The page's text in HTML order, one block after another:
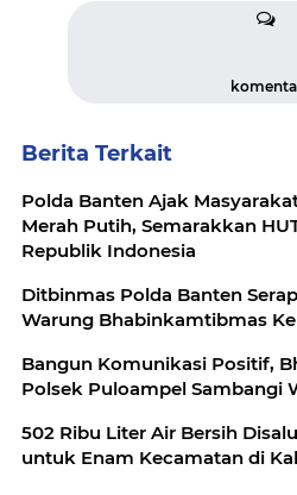
Berita Terkait
Polda Banten Ajak
Merah Putih, Semarakkan
Republik Indonesia
Ditbinmas Polda Banten
Warung Bhabinkamtibmas
Bangun Komunikasi Positif,
Polsek Puloampel Sambangi
502 Ribu Liter Air Bersih
untuk Enam Kecamatan di